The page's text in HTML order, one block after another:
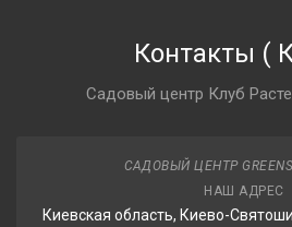
Контакты (
Садовый центр Клуб
САДОВЫЙ ЦЕНТР
НАШ АДРЕС
Киевская область, Киево-